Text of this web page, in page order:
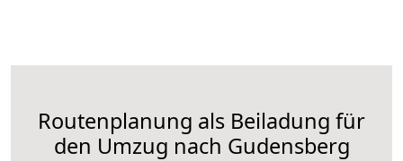
Routenplanung als Beiladung für
den Umzug nach Gudensberg